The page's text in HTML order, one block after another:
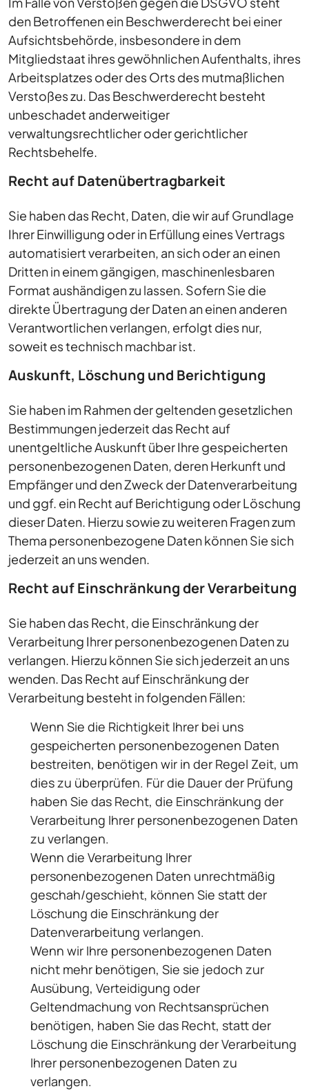
den Betroffenen ein Beschwerderecht bei einer
Aufsichtsbehörde, insbesondere in dem
Mitgliedstaat ihres gewöhnlichen Aufenthalts, ihres
Arbeitsplatzes oder des Orts des mutmaßlichen
Verstoßes zu. Das Beschwerderecht besteht
unbeschadet anderweitiger
verwaltungsrechtlicher oder gerichtlicher
Rechtsbehelfe.
Recht auf Daten­übertrag­barkeit
Sie haben das Recht, Daten, die wir auf Grundlage
Ihrer Einwilligung oder in Erfüllung eines Vertrags
automatisiert verarbeiten, an sich oder an einen
Dritten in einem gängigen, maschinenlesbaren
Format aushändigen zu lassen. Sofern Sie die
direkte Übertragung der Daten an einen anderen
Verantwortlichen verlangen, erfolgt dies nur,
soweit es technisch machbar ist.
Auskunft, Löschung und Berichtigung
Sie haben im Rahmen der geltenden gesetzlichen
Bestimmungen jederzeit das Recht auf
unentgeltliche Auskunft über Ihre gespeicherten
personenbezogenen Daten, deren Herkunft und
Empfänger und den Zweck der Datenverarbeitung
und ggf. ein Recht auf Berichtigung oder Löschung
dieser Daten. Hierzu sowie zu weiteren Fragen zum
Thema personenbezogene Daten können Sie sich
jederzeit an uns wenden.
Recht auf Einschränkung der Verarbeitung
Sie haben das Recht, die Einschränkung der
Verarbeitung Ihrer personenbezogenen Daten zu
verlangen. Hierzu können Sie sich jederzeit an uns
wenden. Das Recht auf Einschränkung der
Verarbeitung besteht in folgenden Fällen:
Wenn Sie die Richtigkeit Ihrer bei uns
gespeicherten personenbezogenen Daten
bestreiten, benötigen wir in der Regel Zeit, um
dies zu überprüfen. Für die Dauer der Prüfung
haben Sie das Recht, die Einschränkung der
Verarbeitung Ihrer personenbezogenen Daten
zu verlangen.
Wenn die Verarbeitung Ihrer
personenbezogenen Daten unrechtmäßig
geschah/geschieht, können Sie statt der
Löschung die Einschränkung der
Datenverarbeitung verlangen.
Wenn wir Ihre personenbezogenen Daten
nicht mehr benötigen, Sie sie jedoch zur
Ausübung, Verteidigung oder
Geltendmachung von Rechtsansprüchen
benötigen, haben Sie das Recht, statt der
Löschung die Einschränkung der Verarbeitung
Ihrer personenbezogenen Daten zu
verlangen.